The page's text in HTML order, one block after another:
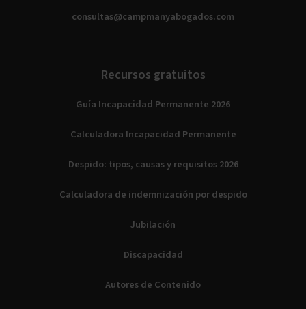
consultas@campmanyabogados.com
Recursos gratuitos
Guía Incapacidad Permanente 2026
Calculadora Incapacidad Permanente
Despido: tipos, causas y requisitos 2026
Calculadora de indemnización por despido
Jubilación
Discapacidad
Autores de Contenido